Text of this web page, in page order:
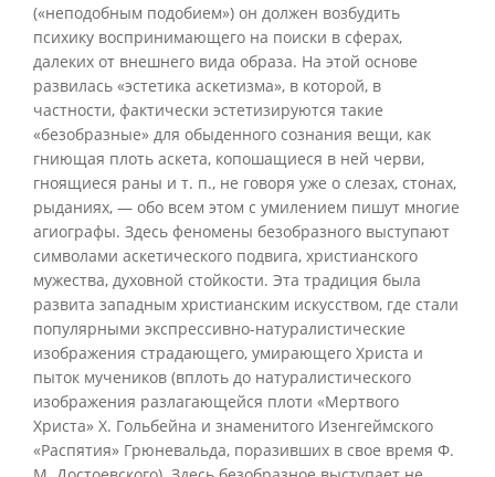
(«неподобным подобием») он должен возбудить
психику воспринимающего на поиски в сферах,
далеких от внешнего вида образа. На этой основе
развилась «эстетика аскетизма», в которой, в
частности, фактически эстетизируются такие
«безобразные» для обыденного сознания вещи, как
гниющая плоть аскета, копошащиеся в ней черви,
гноящиеся раны и т. п., не говоря уже о слезах, стонах,
рыданиях, — обо всем этом с умилением пишут многие
агиографы. Здесь феномены безобразного выступают
символами аскетического подвига, христианского
мужества, духовной стойкости. Эта традиция была
развита западным христианским искусством, где стали
популярными экспрессивно-натуралистические
изображения страдающего, умирающего Христа и
пыток мучеников (вплоть до натуралистического
изображения разлагающейся плоти «Мертвого
Христа» X. Гольбейна и знаменитого Изенгеймского
«Распятия» Грюневальда, поразивших в свое время Ф.